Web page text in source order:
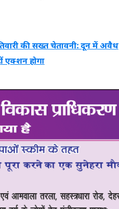
की सख्त चेतावनी: दून में अवैध
एक्शन होगा